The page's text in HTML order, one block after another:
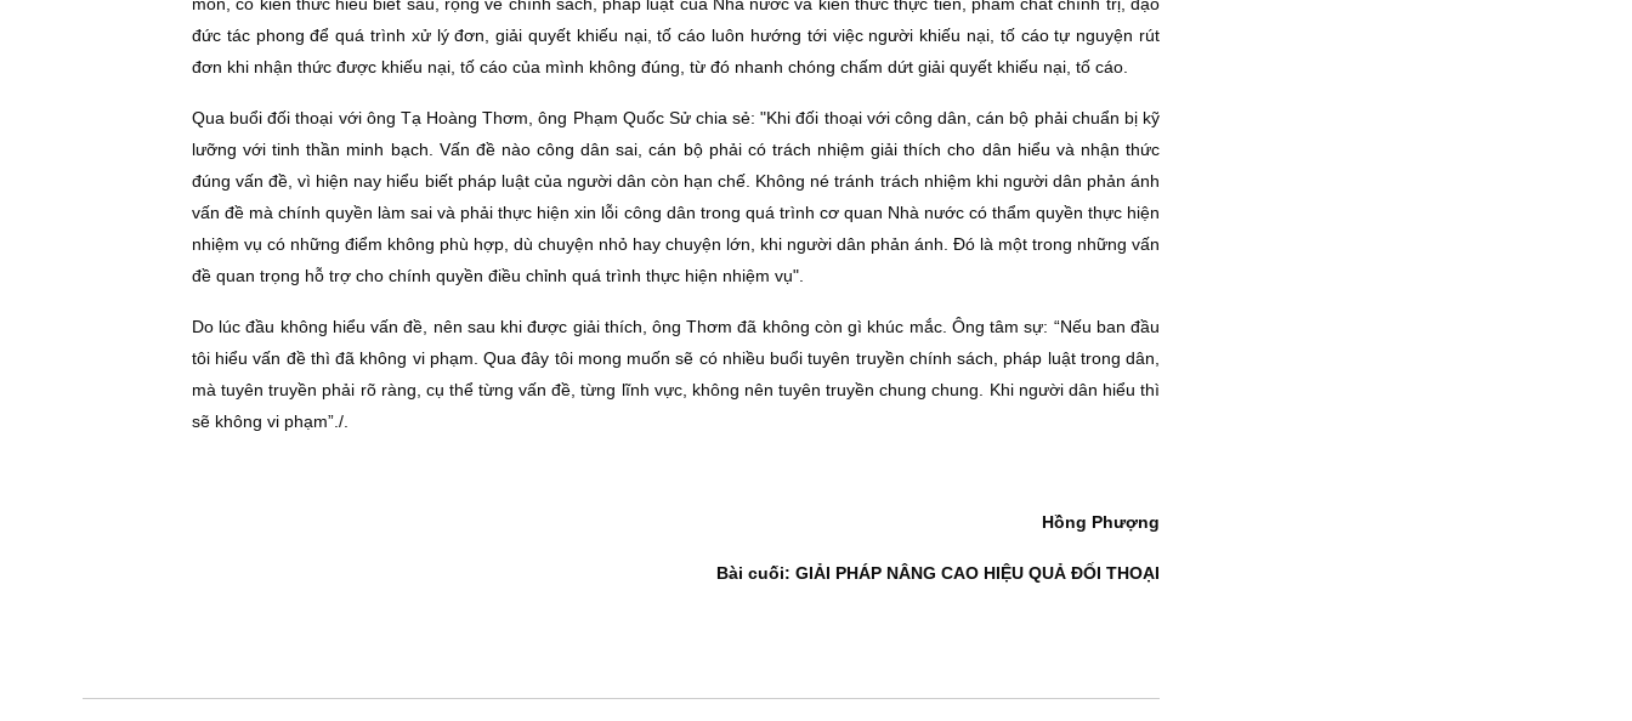
đức tác phong để quá trình xử lý đơn, giải quyết khiếu nại, tố cáo luôn hướng tới việc người khiếu nại, tố cáo tự nguyện rút
đơn khi nhận thức được khiếu nại, tố cáo của mình không đúng, từ đó nhanh chóng chấm dứt giải quyết khiếu nại, tố cáo.
Qua buổi đối thoại với ông Tạ Hoàng Thơm, ông Phạm Quốc Sử chia sẻ: "Khi đối thoại với công dân, cán bộ phải chuẩn bị kỹ
lưỡng với tinh thần minh bạch. Vấn đề nào công dân sai, cán bộ phải có trách nhiệm giải thích cho dân hiểu và nhận thức
đúng vấn đề, vì hiện nay hiểu biết pháp luật của người dân còn hạn chế. Không né tránh trách nhiệm khi người dân phản ánh
vấn đề mà chính quyền làm sai và phải thực hiện xin lỗi công dân trong quá trình cơ quan Nhà nước có thẩm quyền thực hiện
nhiệm vụ có những điểm không phù hợp, dù chuyện nhỏ hay chuyện lớn, khi người dân phản ánh. Ðó là một trong những vấn
đề quan trọng hỗ trợ cho chính quyền điều chỉnh quá trình thực hiện nhiệm vụ".
Do lúc đầu không hiểu vấn đề, nên sau khi được giải thích, ông Thơm đã không còn gì khúc mắc. Ông tâm sự: “Nếu ban đầu
tôi hiểu vấn đề thì đã không vi phạm. Qua đây tôi mong muốn sẽ có nhiều buổi tuyên truyền chính sách, pháp luật trong dân,
mà tuyên truyền phải rõ ràng, cụ thể từng vấn đề, từng lĩnh vực, không nên tuyên truyền chung chung. Khi người dân hiểu thì
sẽ không vi phạm”./.
Hồng Phượng
Bài cuối: GIẢI PHÁP NÂNG CAO HIỆU QUẢ ÐỐI THOẠI